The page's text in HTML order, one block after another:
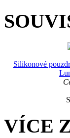
Silikonové
VÍCE